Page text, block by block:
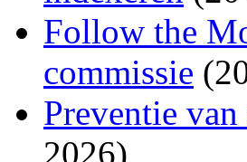
Follow the
commissie
Preventie
2026)